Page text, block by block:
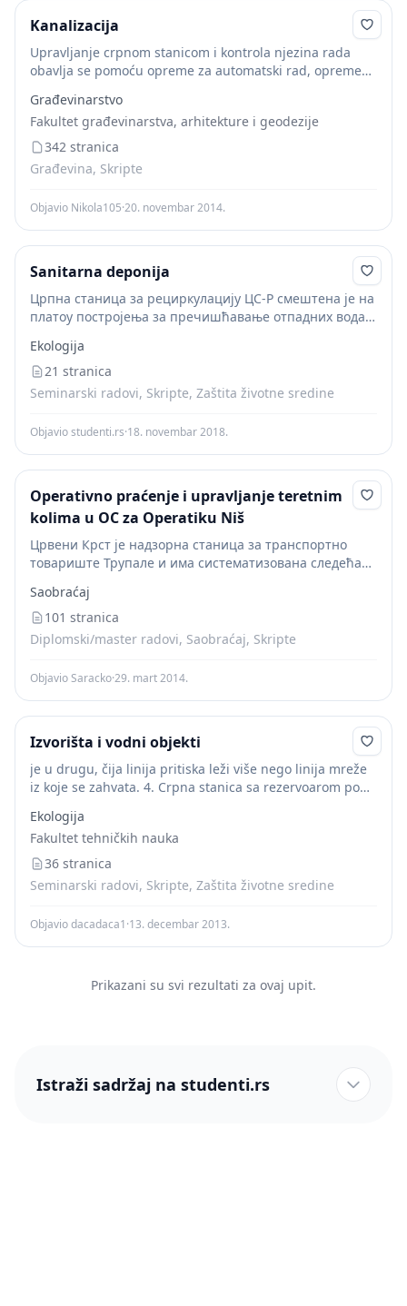
Kanalizacija
Upravljanje crpnom stanicom i kontrola njezina rada
obavlja se pomoću opreme za automatski rad, opreme
mora se ugrađivati na točno određeni...
Građevinarstvo
Fakultet građevinarstva, arhitekture i geodezije
342 stranica
Građevina, Skripte
Objavio Nikola105·20. novembar 2014.
Sanitarna deponija
Црпна станица за рециркулацију ЦС-Р смештена је на
платоу постројења за пречишћавање отпадних вода.
постројења за пречишћавање улива у црпни базен....
Ekologija
21 stranica
Seminarski radovi, Skripte, Zaštita životne sredine
Objavio studenti.rs·18. novembar 2018.
Operativno praćenje i upravljanje teretnim
kolima u OC za Operatiku Niš
Црвени Крст је надзорна станица за транспортно
товариште Трупале и има систематизована следећа
шефа станице за транспортно-комерцијалне и колске
послове, два...
Saobraćaj
101 stranica
Diplomski/master radovi, Saobraćaj, Skripte
Objavio Saracko·29. mart 2014.
Izvorišta i vodni objekti
je u drugu, čija linija pritiska leži više nego linija mreže
iz koje se zahvata. 4. Crpna stanica sa rezervoarom pod
Ekologija
Fakultet tehničkih nauka
36 stranica
Seminarski radovi, Skripte, Zaštita životne sredine
Objavio dacadaca1·13. decembar 2013.
Prikazani su svi rezultati za ovaj upit.
Istraži sadržaj na studenti.rs